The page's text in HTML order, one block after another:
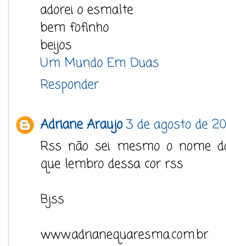
adorei o esmalte
bem fofinho
beijos
Um Mundo Em Duas
Responder
Adriane Araujo3 de agosto de
Rss não sei mesmo o nome
que lembro dessa cor rss
Bjss
www.adrianequaresma.com.br